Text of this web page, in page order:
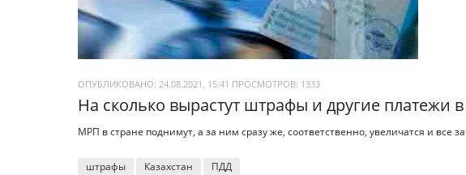
ОПУБЛИКОВАНО: 24.08.2021, 15:41 ПРОСМОТРОВ: 1333
На сколько вырастут штрафы и другие платежи в
МРП в стране поднимут, а за ним сразу же, соответственно, увеличатся и все
штрафы Казахстан ПДД